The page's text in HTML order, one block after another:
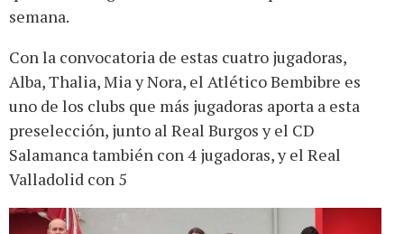
semana.
Con la convocatoria de estas cuatro jugadoras,
Alba, Thalia, Mia y Nora, el Atlético Bembibre es
uno de los clubs que más jugadoras aporta a esta
preselección, junto al Real Burgos y el CD
Salamanca también con 4 jugadoras, y el Real
Valladolid con 5